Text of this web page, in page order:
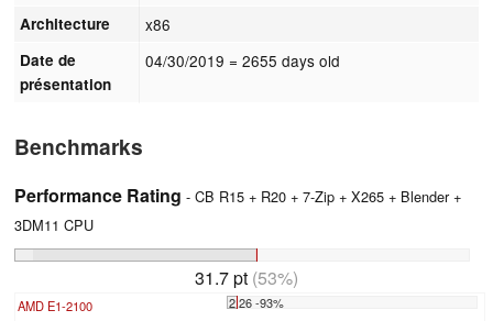
Architecture x86
Date de
présentation
04/30/2019 = 2655 days old
Benchmarks
Performance Rating - CB R15 + R20 + 7-Zip + X265 + Blender +
3DM11 CPU
31.7 pt (53%)
AMD E1-2100 2.26 -93%